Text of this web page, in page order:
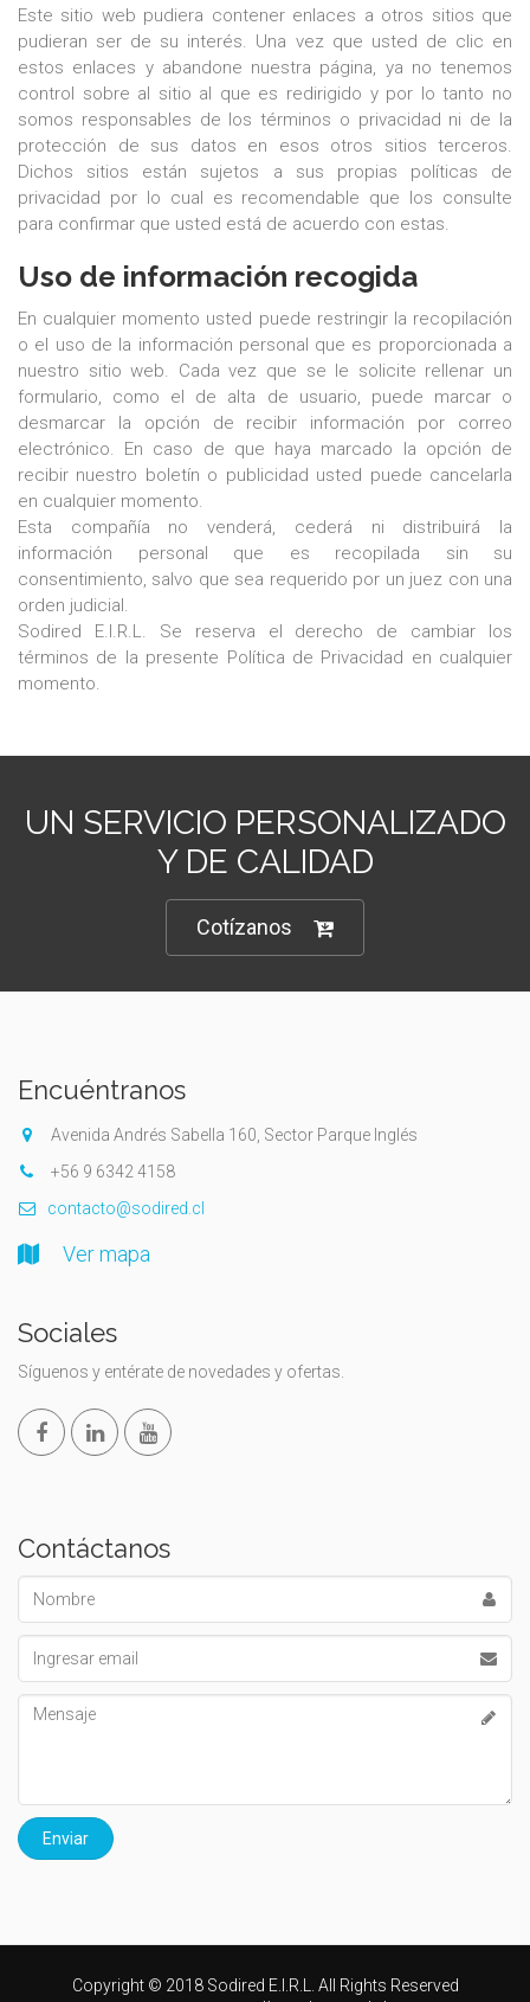
Este sitio web pudiera contener enlaces a otros sitios que
pudieran ser de su interés. Una vez que usted de clic en
estos enlaces y abandone nuestra página, ya no tenemos
control sobre al sitio al que es redirigido y por lo tanto no
somos responsables de los términos o privacidad ni de la
protección de sus datos en esos otros sitios terceros.
Dichos sitios están sujetos a sus propias políticas de
privacidad por lo cual es recomendable que los consulte
para confirmar que usted está de acuerdo con estas.
Uso de información recogida
En cualquier momento usted puede restringir la recopilación
o el uso de la información personal que es proporcionada a
nuestro sitio web. Cada vez que se le solicite rellenar un
formulario, como el de alta de usuario, puede marcar o
desmarcar la opción de recibir información por correo
electrónico. En caso de que haya marcado la opción de
recibir nuestro boletín o publicidad usted puede cancelarla
en cualquier momento.
Esta compañía no venderá, cederá ni distribuirá la
información personal que es recopilada sin su
consentimiento, salvo que sea requerido por un juez con una
orden judicial.
Sodired E.I.R.L. Se reserva el derecho de cambiar los
términos de la presente Política de Privacidad en cualquier
momento.
UN SERVICIO PERSONALIZADO
Y DE CALIDAD
Cotízanos
Encuéntranos
Avenida Andrés Sabella 160, Sector Parque Inglés
+56 9 6342 4158
contacto@sodired.cl
Ver mapa
Sociales
Síguenos y entérate de novedades y ofertas.
Contáctanos
Mensaje
Copyright © 2018 Sodired E.I.R.L. All Rights Reserved